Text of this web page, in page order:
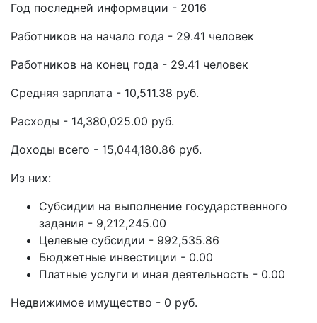
Год последней информации - 2016
Работников на начало года - 29.41 человек
Работников на конец года - 29.41 человек
Средняя зарплата - 10,511.38 руб.
Расходы - 14,380,025.00 руб.
Доходы всего - 15,044,180.86 руб.
Из них:
Субсидии на выполнение государственного
задания - 9,212,245.00
Целевые субсидии - 992,535.86
Бюджетные инвестиции - 0.00
Платные услуги и иная деятельность - 0.00
Недвижимое имущество - 0 руб.